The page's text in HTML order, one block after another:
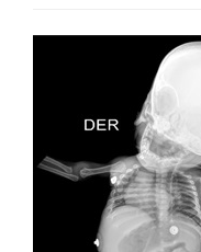
lateral
del
artículo